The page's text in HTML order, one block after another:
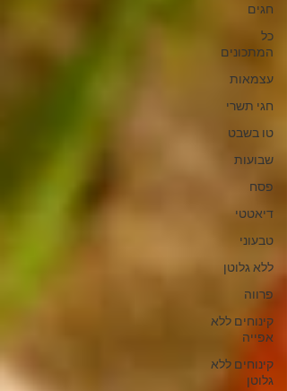
חגים
כל
המתכונים
עצמאות
חגי תשרי
טו בשבט
שבועות
פסח
דיאטטי
טבעוני
ללא גלוטן
פרווה
קינוחים ללא
אפייה
קינוחים ללא
גלוטן